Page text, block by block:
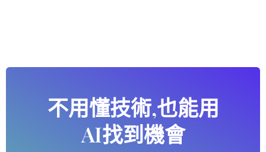
不用懂技術,也能用
AI找到機會